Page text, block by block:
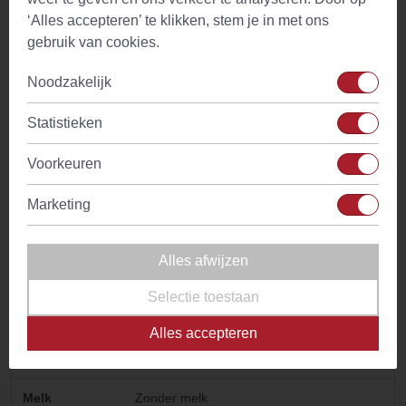
Temperatuur
water
100°C
Thee is geschikt voor gehele dag. Met
Ingredienten
Kenmerken
stimulerend aroma
Voor- en na de maaltijd
Cafeine Geen
Melk Zonder melk
‘Alles accepteren’ te klikken, stem je in met ons
gebruik van cookies.
Noodzakelijk
Statistieken
Voorkeuren
Marketing
Alles afwijzen
Selectie toestaan
Alles accepteren